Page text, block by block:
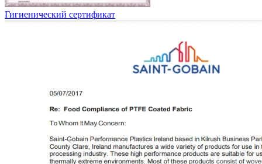
Гигиенический сертификат